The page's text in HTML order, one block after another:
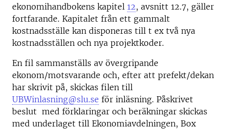
ekonomihandbokens kapitel 12, avsnitt 12.7, gäller
fortfarande. Kapitalet från ett gammalt
kostnadsställe kan disponeras till t ex två nya
kostnadsställen och nya projektkoder.
En fil sammanställs av övergripande
ekonom/motsvarande och, efter att prefekt/dekan
har skrivit på, skickas filen till
UBWinlasning@slu.se för inläsning. Påskrivet
beslut med förklaringar och beräkningar skickas
med underlaget till Ekonomiavdelningen, Box